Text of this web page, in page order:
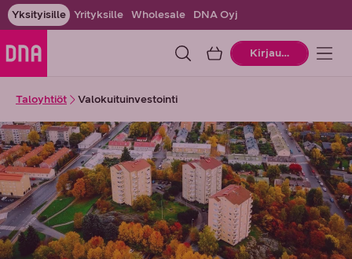
Yksityisille Yrityksille Wholesale DNA Oyj
OstoskoriKirjaudu
Taloyhtiöt Valokuituinvestointi